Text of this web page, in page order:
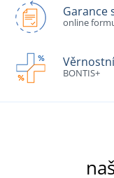
Garance
online
BONTIS+